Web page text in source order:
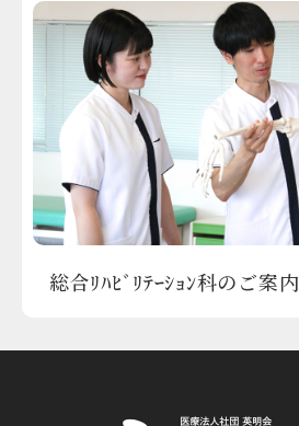
総合ﾘﾊﾋﾞﾘﾃｰｼｮﾝ科のご案内